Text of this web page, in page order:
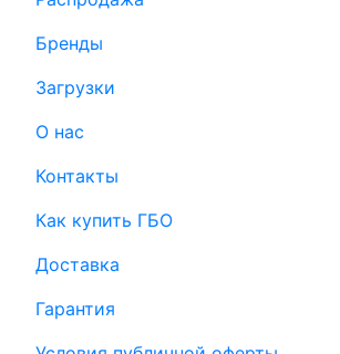
Бренды
Загрузки
О нас
Контакты
Как купить ГБО
Доставка
Гарантия